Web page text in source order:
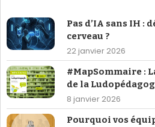
Pas d’IA sans IH :
cerveau ?
22 janvier 2026
#MapSommaire :
de la
8 janvier 2026
Pourquoi vos